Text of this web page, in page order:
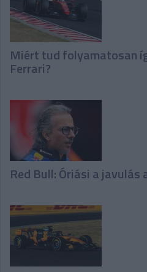
Miért tud folyamatosan
Ferrari?
Red Bull: Óriási a javulás